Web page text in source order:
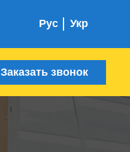
Рус Укр
Заказать звонок